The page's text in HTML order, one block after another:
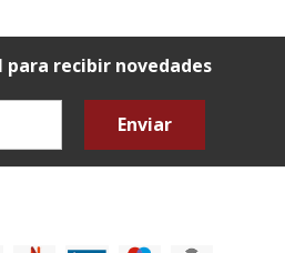
recibir novedades
Enviar